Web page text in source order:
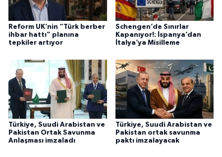
Reform UK’nin “Türk berber
ihbar hattı” planına
tepkiler artıyor
Schengen’de Sınırlar
Kapanıyor!: İspanya’dan
İtalya’ya Misilleme
Türkiye, Suudi Arabistan ve
Pakistan Ortak Savunma
Anlaşması imzaladı
Türkiye, Suudi Arabistan ve
Pakistan ortak savunma
paktı imzalayacak